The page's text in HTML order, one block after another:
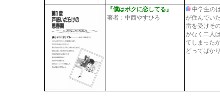
『僕はボクに恋してる』
著者：中西やすひろ
中学生の
が住んでい
雷を受けそ
がなく二人
てしまった
どってばか